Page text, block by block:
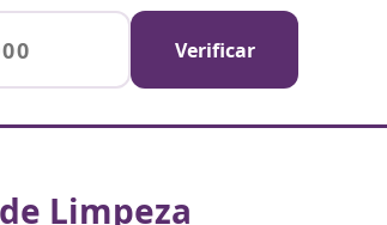
Verificar
Limpeza